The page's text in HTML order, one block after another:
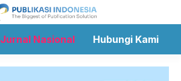
Jurnal Nasional Hubungi Kami